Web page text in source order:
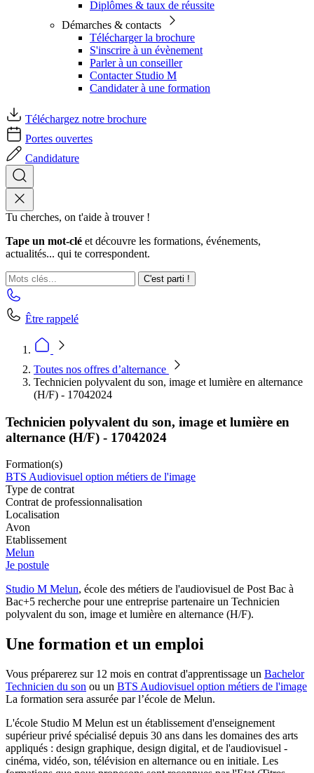
Diplômes & taux de réussite
Démarches & contacts
Télécharger la brochure
S'inscrire à un évènement
Parler à un conseiller
Contacter Studio M
Candidater à une formation
Téléchargez notre brochure
Portes ouvertes
Candidature
Tu cherches, on t'aide à trouver !
Tape un mot-clé et découvre les formations, événements,
actualités... qui te correspondent.
C'est parti !
Être rappelé
Toutes nos offres d’alternance
Technicien polyvalent du son, image et lumière en alternance
(H/F) - 17042024
Technicien polyvalent du son, image et lumière en
alternance (H/F) - 17042024
Formation(s)
BTS Audiovisuel option métiers de l'image
Type de contrat
Contrat de professionnalisation
Localisation
Avon
Etablissement
Melun
Je postule
Studio M Melun, école des métiers de l'audiovisuel de Post Bac à
Bac+5 recherche pour une entreprise partenaire un Technicien
polyvalent du son, image et lumière en alternance (H/F).
Une formation et un emploi
Vous préparerez sur 12 mois en contrat d'apprentissage un Bachelor
Technicien du son ou un BTS Audiovisuel option métiers de l'image
La formation sera assurée par l’école de Melun.
L'école Studio M Melun est un établissement d'enseignement
supérieur privé spécialisé depuis 30 ans dans les domaines des arts
appliqués : design graphique, design digital, et de l'audiovisuel -
cinéma, vidéo, son, télévision en alternance ou en initiale. Les